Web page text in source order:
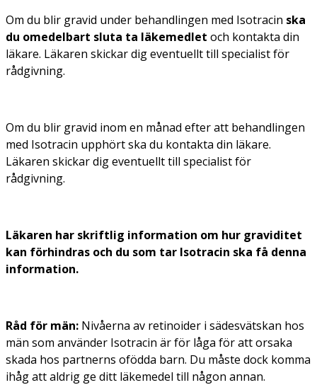
Om du blir gravid under behandlingen med Isotracin ska
du omedelbart sluta ta läkemedlet och kontakta din
läkare. Läkaren skickar dig eventuellt till specialist för
rådgivning.
Om du blir gravid inom en månad efter att behandlingen
med Isotracin upphört ska du kontakta din läkare.
Läkaren skickar dig eventuellt till specialist för
rådgivning.
Läkaren har skriftlig information om hur graviditet
kan förhindras och du som tar Isotracin ska få denna
information.
Råd för män: Nivåerna av retinoider i sädesvätskan hos
män som använder Isotracin är för låga för att orsaka
skada hos partnerns ofödda barn. Du måste dock komma
ihåg att aldrig ge ditt läkemedel till någon annan.